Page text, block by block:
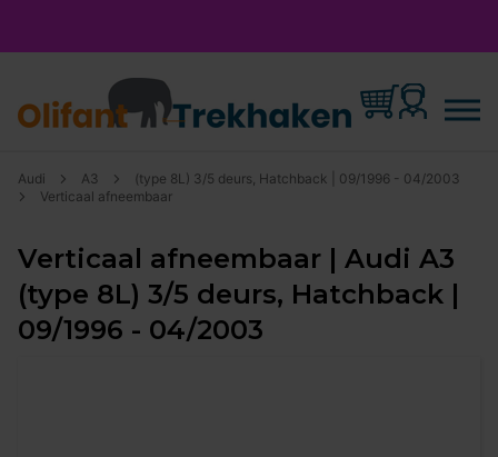
Audi A3
(type 8L) 3/5 deurs, Hatchback | 09/1996 - 04/2003
Verticaal afneembaar
Verticaal afneembaar | Audi A3
(type 8L) 3/5 deurs, Hatchback |
09/1996 - 04/2003